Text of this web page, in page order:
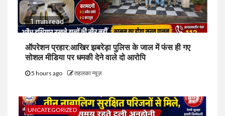
1 min read
ऑपरेशन प्रहार:आखिर झबरेड़ा पुलिस के जाल में फंस ही गए
सोशल मीडिया पर धमकी देने वाले दो आरोपि
5 hours ago तहलका न्यूज़
UNCATEGORIZED